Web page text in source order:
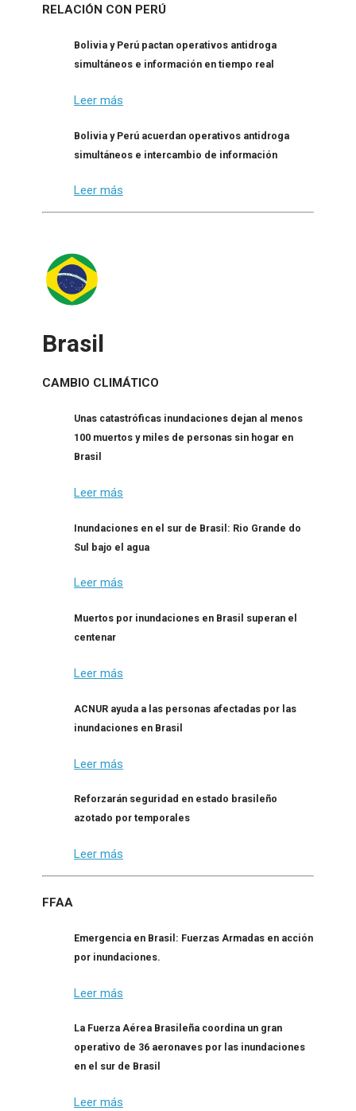
RELACIÓN CON PERÚ
Bolivia y Perú pactan operativos antidroga
simultáneos e información en tiempo real
Leer más
Bolivia y Perú acuerdan operativos antidroga
simultáneos e intercambio de información
Leer más
Brasil
CAMBIO CLIMÁTICO
Unas catastróficas inundaciones dejan al menos
100 muertos y miles de personas sin hogar en
Brasil
Leer más
Inundaciones en el sur de Brasil: Rio Grande do
Sul bajo el agua
Leer más
Muertos por inundaciones en Brasil superan el
centenar
Leer más
ACNUR ayuda a las personas afectadas por las
inundaciones en Brasil
Leer más
Reforzarán seguridad en estado brasileño
azotado por temporales
Leer más
FFAA
Emergencia en Brasil: Fuerzas Armadas en acción
por inundaciones.
Leer más
La Fuerza Aérea Brasileña coordina un gran
operativo de 36 aeronaves por las inundaciones
en el sur de Brasil
Leer más